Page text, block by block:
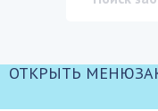
ОТКРЫТЬ МЕНЮ